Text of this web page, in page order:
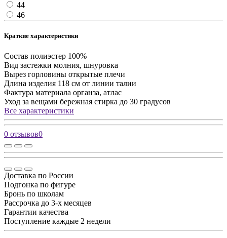
44
46
Краткие характеристики
Состав полиэстер 100%
Вид застежки молния, шнуровка
Вырез горловины открытые плечи
Длина изделия 118 см от линии талии
Фактура материала органза, атлас
Уход за вещами бережная стирка до 30 градусов
Все характеристики
0 отзывов0
Доставка по России
Подгонка по фигуре
Бронь по школам
Рассрочка до 3-х месяцев
Гарантии качества
Поступление каждые 2 недели